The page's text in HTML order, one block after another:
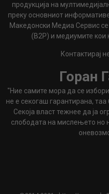
продукција на
преку основниот
Македонски Медиа Сервис
(B2P) и медиумите кои
Контактирај
Горан
"Ние самите мора да се
не е секогаш гарантирана,
Секоја власт тежнее да ја
слободата на мислењето но